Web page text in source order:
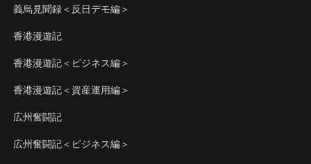
義烏見聞録＜反日デモ編＞
香港漫遊記
香港漫遊記＜ビジネス編＞
香港漫遊記＜資産運用編＞
広州奮闘記
広州奮闘記＜ビジネス編＞